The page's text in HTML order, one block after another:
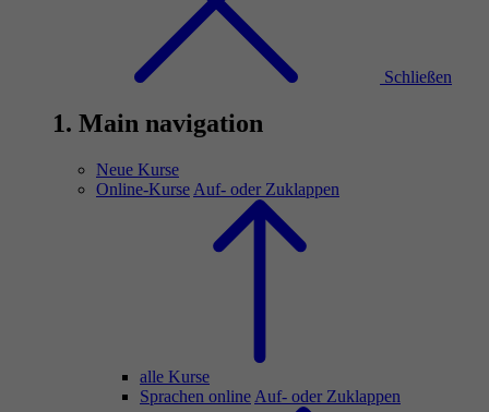
Schließen
1. Main navigation
Neue Kurse
Online-Kurse Auf- oder Zuklappen
alle Kurse
Sprachen online Auf- oder Zuklappen